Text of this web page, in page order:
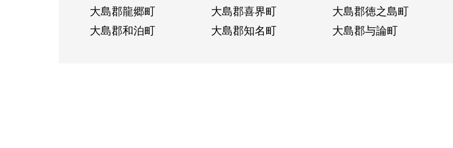
大島郡龍郷町
大島郡喜界町 大島郡徳之島町
大島郡和泊町
大島郡知名町 大島郡与論町